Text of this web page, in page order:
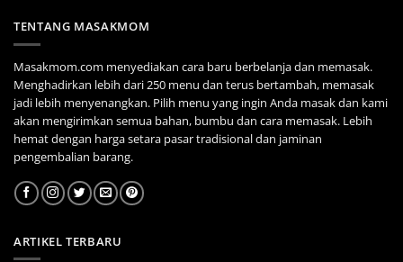
TENTANG MASAKMOM
Masakmom.com menyediakan cara baru berbelanja dan memasak.
Menghadirkan lebih dari 250 menu dan terus bertambah, memasak
jadi lebih menyenangkan. Pilih menu yang ingin Anda masak dan kami
akan mengirimkan semua bahan, bumbu dan cara memasak. Lebih
hemat dengan harga setara pasar tradisional dan jaminan
pengembalian barang.
ARTIKEL TERBARU